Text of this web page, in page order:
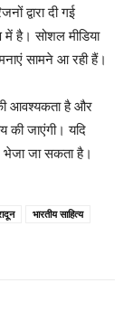
द्वारा दी गई
है। सोशल मीडिया
सामने आ रही हैं।
आवश्यकता है और
की जाएंगी। यदि
भेजा जा सकता है।
भारतीय साहित्य